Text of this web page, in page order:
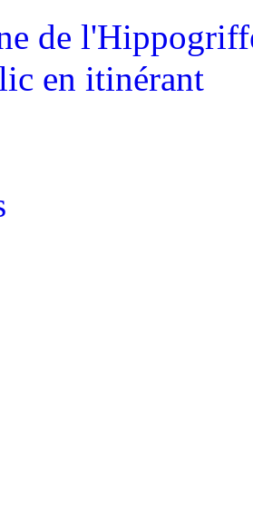
de
en itinérant